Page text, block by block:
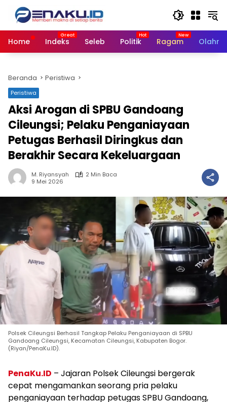
Langsung
konten
Home
Indeks Seleb Politik Ragam
Beranda Peristiwa
Peristiwa
Aksi Arogan di SPBU Gandoang
Cileungsi; Pelaku Penganiayaan
Petugas Berhasil Diringkus dan
Berakhir Secara Kekeluargaan
M. Riyansyah
2 Min Baca
9 Mei 2026
Polsek Cileungsi Berhasil Tangkap Pelaku Penganiayaan di SPBU
Gandoang Cileungsi, Kecamatan Cileungsi, Kabupaten Bogor.
(Riyan/PenaKu.ID).
PenaKu.ID – Jajaran Polsek Cileungsi bergerak
cepat mengamankan seorang pria pelaku
penganiayaan terhadap petugas SPBU Gandoang,